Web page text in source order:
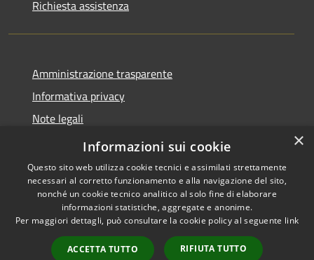
Richiesta assistenza
Amministrazione trasparente
Informativa privacy
Note legali
Dichiarazione di accessibilità
Accessibilità
Copyright © 2026 • Comune di
Sarnico • Powered by
Municipium•
Accesso
×
Informazioni sui cookie
Questo sito web utilizza cookie tecnici e assimilati strettamente
necessari al corretto funzionamento e alla navigazione del sito,
nonché un cookie tecnico analitico al solo fine di elaborare
informazioni statistiche, aggregate e anonime.
Per maggiori dettagli, può consultare la cookie policy al seguente link
ACCETTA TUTTO RIFIUTA TUTTO